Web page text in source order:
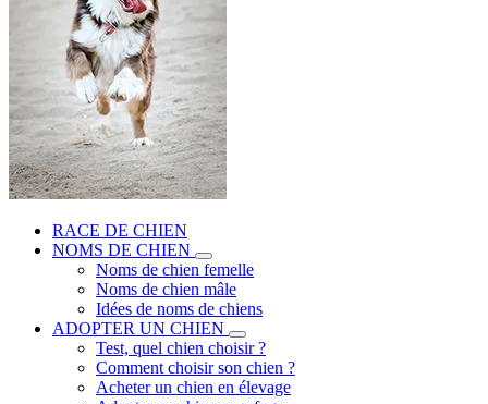
RACE DE CHIEN
NOMS DE CHIEN
Noms de chien femelle
Noms de chien mâle
Idées de noms de chiens
ADOPTER UN CHIEN
Test, quel chien choisir ?
Comment choisir son chien ?
Acheter un chien en élevage